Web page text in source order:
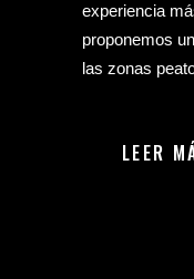
experiencia
proponemos
las zonas
LEER